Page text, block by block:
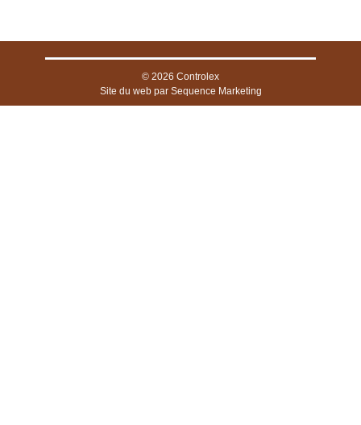
© 2026 Controlex
Site du web par Sequence Marketing